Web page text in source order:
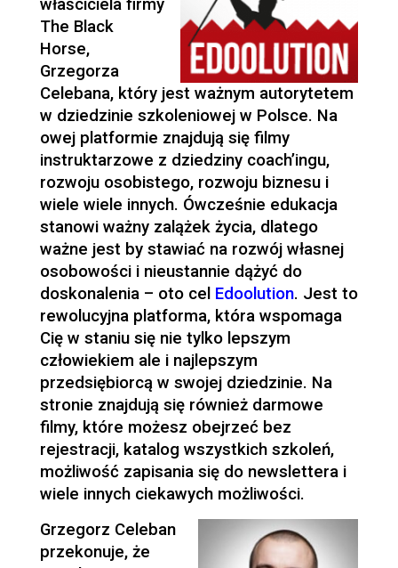
właściciela firmy
The Black
Horse,
Grzegorza
Celebana, który jest ważnym autorytetem
w dziedzinie szkoleniowej w Polsce. Na
owej platformie znajdują się filmy
instruktarzowe z dziedziny coach’ingu,
rozwoju osobistego, rozwoju biznesu i
wiele wiele innych. Ówcześnie edukacja
stanowi ważny zalążek życia, dlatego
ważne jest by stawiać na rozwój własnej
osobowości i nieustannie dążyć do
doskonalenia – oto cel Edoolution. Jest to
rewolucyjna platforma, która wspomaga
Cię w staniu się nie tylko lepszym
człowiekiem ale i najlepszym
przedsiębiorcą w swojej dziedzinie. Na
stronie znajdują się również darmowe
filmy, które możesz obejrzeć bez
rejestracji, katalog wszystkich szkoleń,
możliwość zapisania się do newslettera i
wiele innych ciekawych możliwości.
Grzegorz Celeban
przekonuje, że